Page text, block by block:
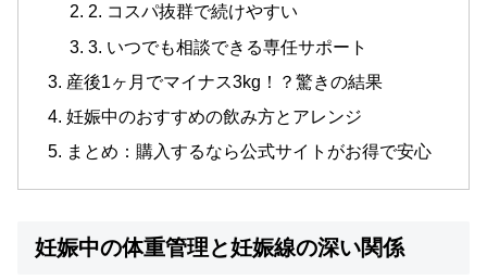
2. コスパ抜群で続けやすい
3. いつでも相談できる専任サポート
産後1ヶ月でマイナス3kg！？驚きの結果
妊娠中のおすすめの飲み方とアレンジ
まとめ：購入するなら公式サイトがお得で安心
妊娠中の体重管理と妊娠線の深い関係